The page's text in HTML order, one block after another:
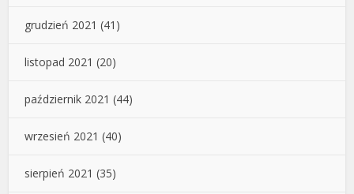
grudzień 2021 (41)
listopad 2021 (20)
październik 2021 (44)
wrzesień 2021 (40)
sierpień 2021 (35)